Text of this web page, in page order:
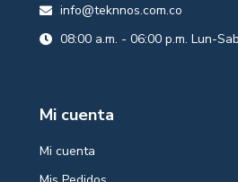
info@teknnos.com.co
08:00 a.m. - 06:00 p.m. Lun-Sab
Mi cuenta
Mi cuenta